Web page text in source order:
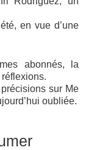
en vue d’une
abonnés, la
sur Me
oubliée.